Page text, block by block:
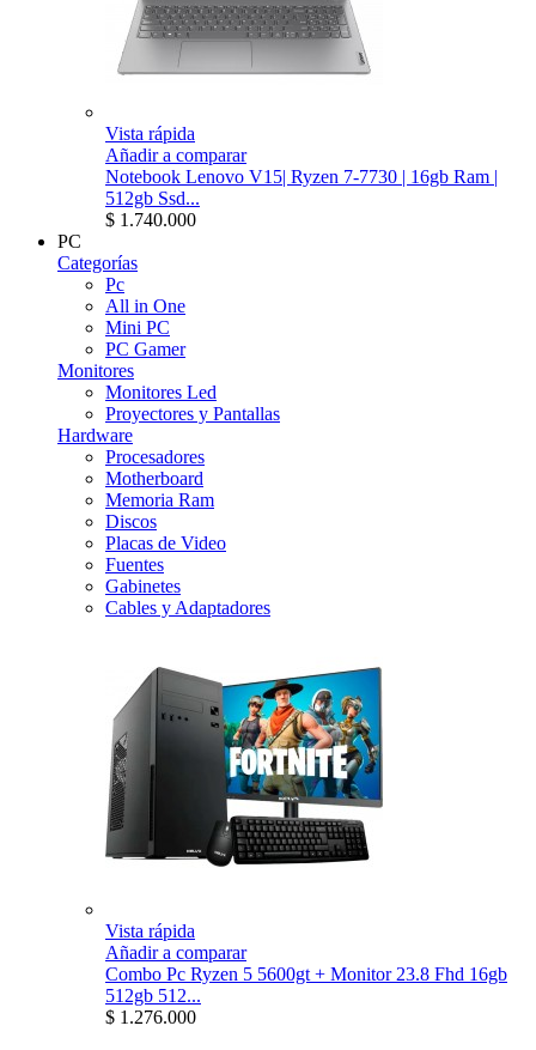
Vista rápida
Añadir a comparar
Notebook Lenovo V15| Ryzen 7-7730 | 16gb Ram |
512gb Ssd...
$ 1.740.000
PC
Categorías
Pc
All in One
Mini PC
PC Gamer
Monitores
Monitores Led
Proyectores y Pantallas
Hardware
Procesadores
Motherboard
Memoria Ram
Discos
Placas de Video
Fuentes
Gabinetes
Cables y Adaptadores
Vista rápida
Añadir a comparar
Combo Pc Ryzen 5 5600gt + Monitor 23.8 Fhd 16gb
512gb 512...
$ 1.276.000